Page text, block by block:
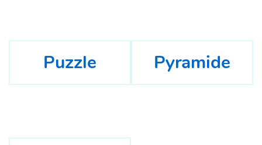
Puzzle Pyramide